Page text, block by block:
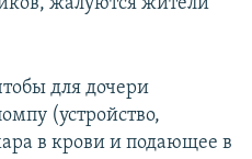
для дочери
(устройство,
в крови и подающее в